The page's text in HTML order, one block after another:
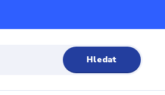
Hledat